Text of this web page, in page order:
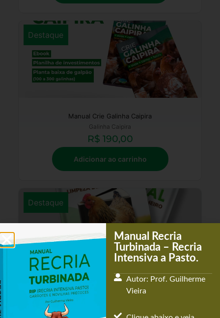
Destaque
Manual Crie Galinha Caipira
Galinha Caipira
R$ 190,00
Adicionar ao carrinho
Destaque
Manual Limpeza de Galinheiros – Galinha caipira – Como
30,00
Manual Recria
Turbinada – Recria
Intensiva a Pasto.
Autor: Prof. Guilherme
Vieira